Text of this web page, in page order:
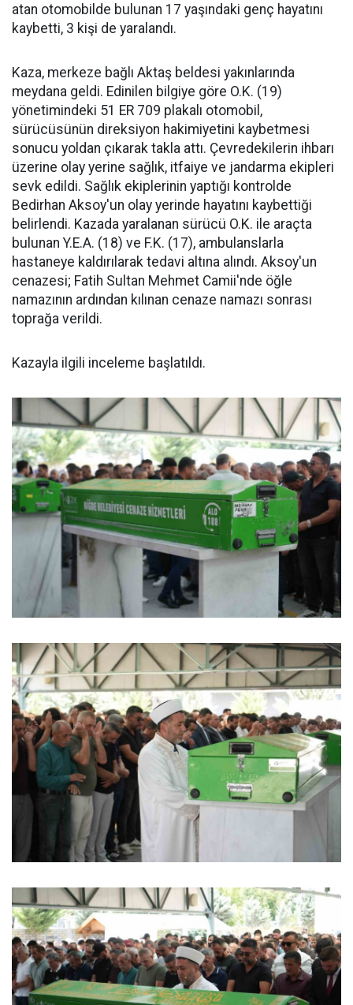
atan otomobilde bulunan 17 yaşındaki genç hayatını
kaybetti, 3 kişi de yaralandı.
Kaza, merkeze bağlı Aktaş beldesi yakınlarında
meydana geldi. Edinilen bilgiye göre O.K. (19)
yönetimindeki 51 ER 709 plakalı otomobil,
sürücüsünün direksiyon hakimiyetini kaybetmesi
sonucu yoldan çıkarak takla attı. Çevredekilerin ihbarı
üzerine olay yerine sağlık, itfaiye ve jandarma ekipleri
sevk edildi. Sağlık ekiplerinin yaptığı kontrolde
Bedirhan Aksoy'un olay yerinde hayatını kaybettiği
belirlendi. Kazada yaralanan sürücü O.K. ile araçta
bulunan Y.E.A. (18) ve F.K. (17), ambulanslarla
hastaneye kaldırılarak tedavi altına alındı. Aksoy'un
cenazesi; Fatih Sultan Mehmet Camii'nde öğle
namazının ardından kılınan cenaze namazı sonrası
toprağa verildi.
Kazayla ilgili inceleme başlatıldı.